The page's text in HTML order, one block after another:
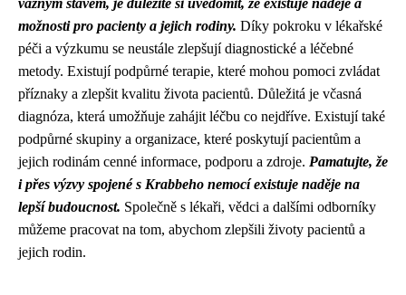
vážným stavem, je důležité si uvědomit, že existuje naděje a
možnosti pro pacienty a jejich rodiny. Díky pokroku v lékařské
péči a výzkumu se neustále zlepšují diagnostické a léčebné
metody. Existují podpůrné terapie, které mohou pomoci zvládat
příznaky a zlepšit kvalitu života pacientů. Důležitá je včasná
diagnóza, která umožňuje zahájit léčbu co nejdříve. Existují také
podpůrné skupiny a organizace, které poskytují pacientům a
jejich rodinám cenné informace, podporu a zdroje. Pamatujte, že
i přes výzvy spojené s Krabbeho nemocí existuje naděje na
lepší budoucnost. Společně s lékaři, vědci a dalšími odborníky
můžeme pracovat na tom, abychom zlepšili životy pacientů a
jejich rodin.